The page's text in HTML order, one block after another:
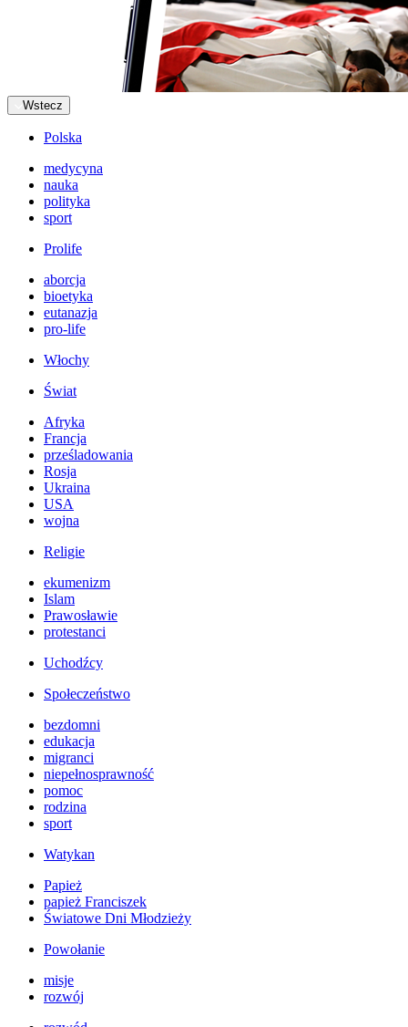
Wstecz
Polska
medycyna
nauka
polityka
sport
Prolife
aborcja
bioetyka
eutanazja
pro-life
Włochy
Świat
Afryka
Francja
prześladowania
Rosja
Ukraina
USA
wojna
Religie
ekumenizm
Islam
Prawosławie
protestanci
Uchodźcy
Społeczeństwo
bezdomni
edukacja
migranci
niepełnosprawność
pomoc
rodzina
sport
Watykan
Papież
papież Franciszek
Światowe Dni Młodzieży
Powołanie
misje
rozwój